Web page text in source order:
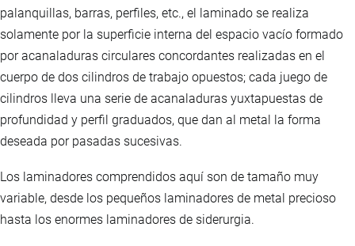
palanquillas, barras, perfiles, etc., el laminado se realiza
solamente por la superficie interna del espacio vacío formado
por acanaladuras circulares concordantes realizadas en el
cuerpo de dos cilindros de trabajo opuestos; cada juego de
cilindros lleva una serie de acanaladuras yuxtapuestas de
profundidad y perfil graduados, que dan al metal la forma
deseada por pasadas sucesivas.
Los laminadores comprendidos aquí son de tamaño muy
variable, desde los pequeños laminadores de metal precioso
hasta los enormes laminadores de siderurgia.